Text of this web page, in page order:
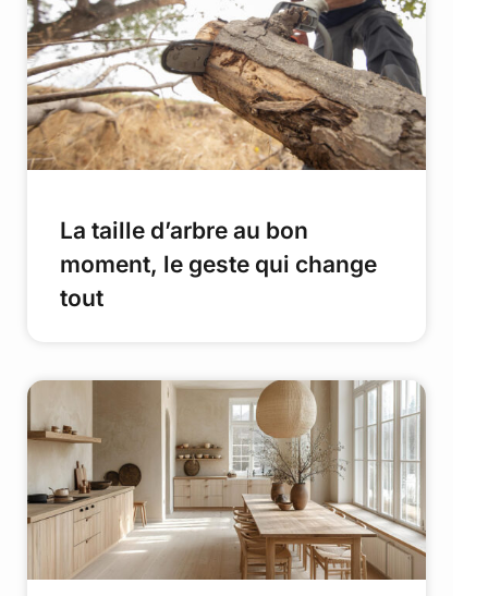
La taille d’arbre au bon
moment, le geste qui change
tout